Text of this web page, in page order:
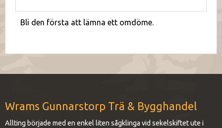
Bli den första att lämna ett omdöme.
Wrams Gunnarstorp Trä & Bygghandel
Allting började med en enkel liten sågklinga vid sekelskiftet ute i